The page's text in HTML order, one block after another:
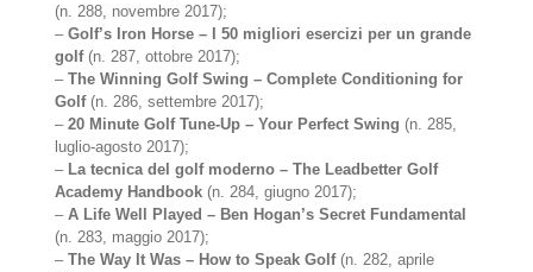
(n. 288, novembre 2017);
–Golf’s Iron Horse – I 50 migliori esercizi per un grande
golf(n. 287, ottobre 2017);
–The Winning Golf Swing – Complete Conditioning for
Golf(n. 286, settembre 2017);
–20 Minute Golf Tune-Up – Your Perfect Swing (n. 285,
luglio-agosto 2017);
– La tecnica del golf moderno – The Leadbetter Golf
Academy Handbook (n. 284, giugno 2017);
–A Life Well Played – Ben Hogan’s Secret Fundamental
(n. 283, maggio 2017);
–The Way It Was – How to Speak Golf(n. 282, aprile